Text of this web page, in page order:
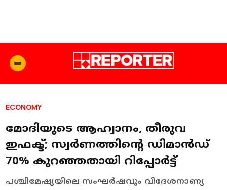
ECONOMY
മോദിയുടെ ആഹ്വാനം, തീരുവ
ഇഫക്ട്; സ്വര്‍ണത്തിന്റെ ഡിമാന്‍ഡ്
70% കുറഞ്ഞതായി റിപ്പോര്‍ട്ട്
പശ്ചിമേഷ്യയിലെ സംഘര്‍ഷവും വിദേശനാണ്യ